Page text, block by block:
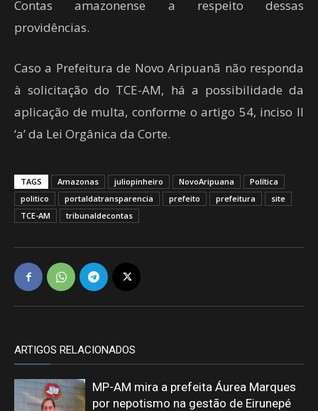
Contas amazonense a respeito dessas
providências.
Caso a Prefeitura de Novo Aripuanã não responda
à solicitação do TCE-AM, há a possibilidade da
aplicação de multa, conforme o artigo 54, inciso II
‘a’ da Lei Orgânica da Corte.
TAGS Amazonas juliopinheiro NovoAripuana
Política
politico
portaldatransparencia prefeito prefeitura
site
TCE-AM
tribunaldecontas
ARTIGOS RELACIONADOS
MP-AM mira a prefeita Áurea Marques
por nepotismo na gestão de Eirunepé